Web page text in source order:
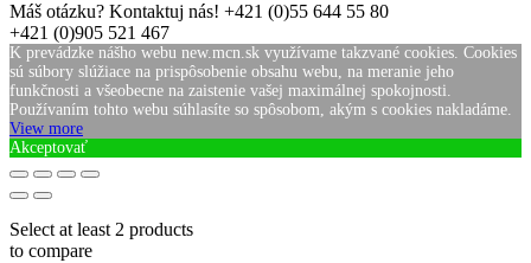
Máš otázku? Kontaktuj nás! +421 (0)55 644 55 80
+421 (0)905 521 467
K prevádzke nášho webu new.mcn.sk využívame takzvané cookies. Cookies
sú súbory slúžiace na prispôsobenie obsahu webu, na meranie jeho
funkčnosti a všeobecne na zaistenie vašej maximálnej spokojnosti.
Používaním tohto webu súhlasíte so spôsobom, akým s cookies nakladáme.
View more
Akceptovať
Select at least 2 products
to compare